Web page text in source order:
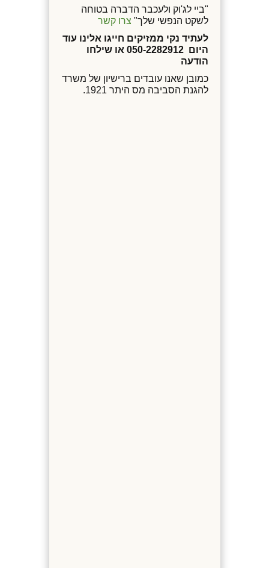
"ביי לג'וק ולעכבר הדברה בטוחה
לשקט הנפשי שלך" צרו קשר
לעתיד נקי ממזיקים חייגו אלינו עוד
היום 050-2282912 או שילחו
הודעה
כמובן שאנו עובדים ברישיון של משרד
להגנת הסביבה מס היתר 1921.